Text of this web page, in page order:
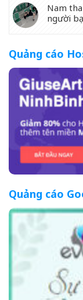
Nam
người
Quảng cáo
Quảng cáo